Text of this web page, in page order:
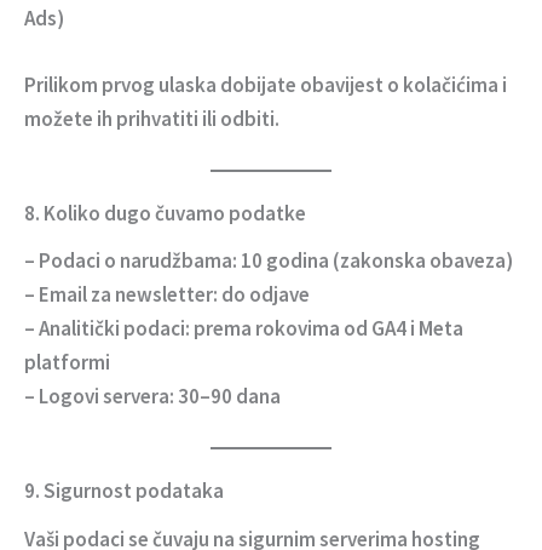
Ads)
Prilikom prvog ulaska dobijate obavijest o kolačićima i
možete ih prihvatiti ili odbiti.
8. Koliko dugo čuvamo podatke
– Podaci o narudžbama: 10 godina (zakonska obaveza)
– Email za newsletter: do odjave
– Analitički podaci: prema rokovima od GA4 i Meta
platformi
– Logovi servera: 30–90 dana
9. Sigurnost podataka
Vaši podaci se čuvaju na sigurnim serverima hosting